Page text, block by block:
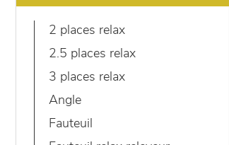
2 places relax
2.5 places relax
3 places relax
angle
fauteuil